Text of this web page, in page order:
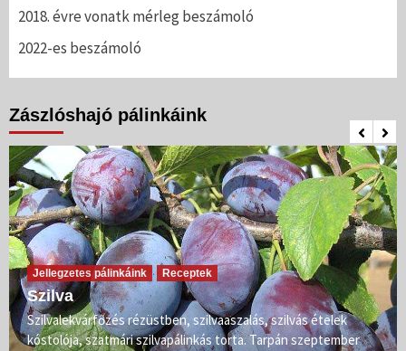
2018. évre vonatk mérleg beszámoló
2022-es beszámoló
Zászlóshajó pálinkáink
Jellegzetes pálinkáink Receptek
Szilva
Szilvalekvárfőzés rézüstben, szilvaaszalás, szilvás ételek
kóstolója, szatmári szilvapálinkás torta. Tarpán szeptember